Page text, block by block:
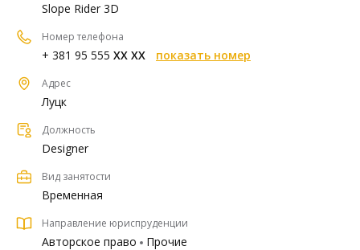
Slope Rider 3D
Номер телефона
+ 381 95 555 XX XX показать номер
Адрес
Луцк
Должность
Designer
Вид занятости
Временная
Направление юриспруденции
Авторское право Прочие